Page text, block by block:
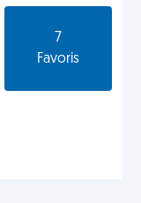
7
Favoris